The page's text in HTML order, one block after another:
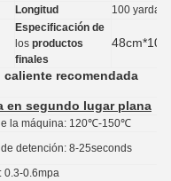
Longitud 100 yardas
Especificación de
los productos
finales
caliente recomendada
en segundo lugar plana
la máquina: 120℃-150℃
detención: 8-25seconds
0.3-0.6mpa